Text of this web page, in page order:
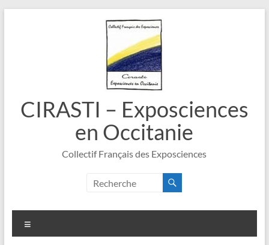
CIRASTI – Exposciences
en Occitanie
Collectif Français des Exposciences